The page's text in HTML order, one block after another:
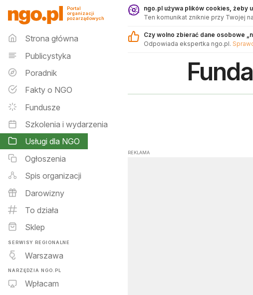
Usługi dla NGO - ngo.pl
Portal
organizacji
pozarządowych
Menu główne
Strona główna
Publicystyka
Poradnik
Fakty o NGO
Fundusze
Szkolenia i wydarzenia
Usługi dla NGO
Ogłoszenia
Spis organizacji
Darowizny
To działa
Sklep
SERWISY REGIONALNE
Warszawa
NARZĘDZIA NGO.PL
Wpłacam
ngo.pl używa plików cookies, żeby
Ten komunikat zniknie przy Twojej
Czy wolno zbierać dane osobowe
Odpowiada ekspertka ngo.pl.
REKLAMA